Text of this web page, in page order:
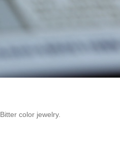
Bitter color jewelry.